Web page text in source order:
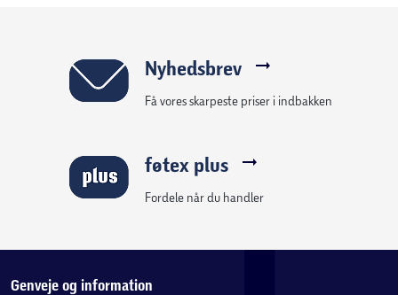
Nyhedsbrev
Få vores skarpeste priser i indbakken
føtex plus
Fordele når du handler
Genveje og information